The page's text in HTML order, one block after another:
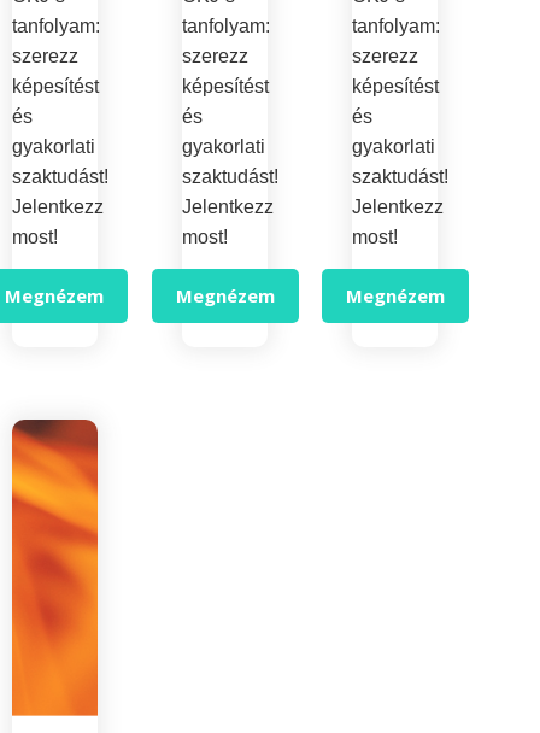
tanfolyam:
szerezz
képesítést
és
gyakorlati
szaktudást!
Jelentkezz
most!
Megnézem
tanfolyam:
szerezz
képesítést
és
gyakorlati
szaktudást!
Jelentkezz
most!
Megnézem
tanfolyam:
szerezz
képesítést
és
gyakorlati
szaktudást!
Jelentkezz
most!
Megnézem